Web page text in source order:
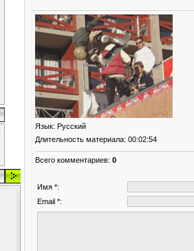
Язык: Русский
Длительность материала: 00:02:54
Всего комментариев: 0
Имя *:
Email *: